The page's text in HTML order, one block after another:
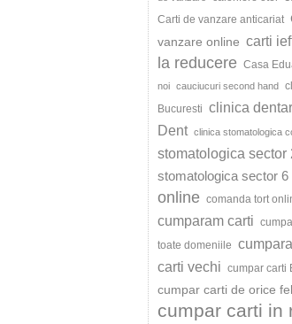
Carti de vanzare anticariat
vanzare online carti
la reducere Casa
noi cauciucuri second hand
Bucuresti clinica
Dent clinica stomatologica
stomatologica sector
stomatologica sector 6
online comanda tort
cumparam carti
toate domeniile
carti vechi cumpar carti
cumpar carti de orice fel
cumpar carti in